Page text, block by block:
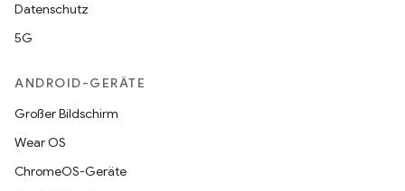
Datenschutz
5G
ANDROID-GERÄTE
Großer Bildschirm
Wear OS
ChromeOS-Geräte